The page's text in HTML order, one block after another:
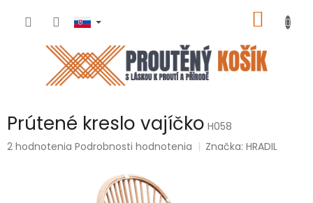
KOŠÍK
Prútené kreslo vajíčko H058
Priemerné
2 hodnotenia Podrobnosti hodnotenia Značka:HRADIL